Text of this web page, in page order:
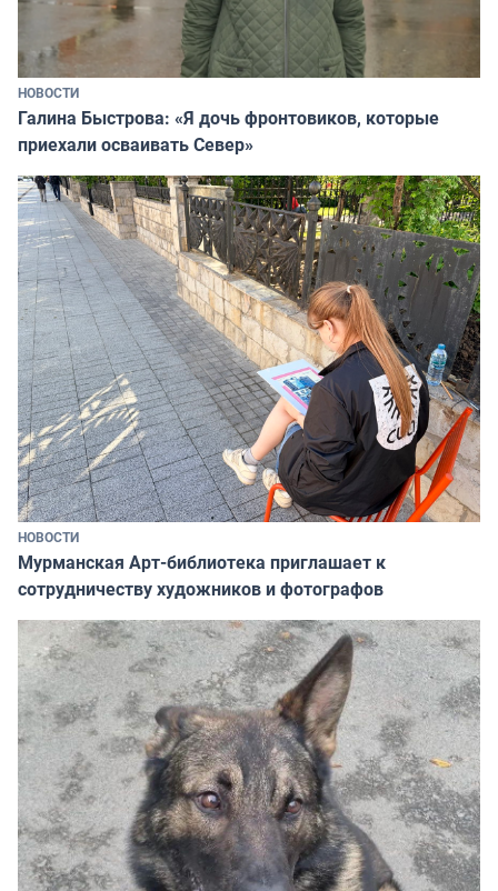
НОВОСТИ
Галина Быстрова: «Я дочь фронтовиков, которые
приехали осваивать Север»
НОВОСТИ
Мурманская Арт-библиотека приглашает к
сотрудничеству художников и фотографов